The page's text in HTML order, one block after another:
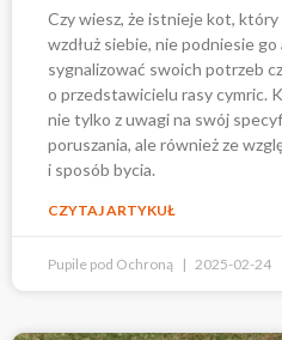
Czy wiesz, że istnieje kot,
wzdłuż siebie, nie podniesie go
sygnalizować swoich potrzeb
o przedstawicielu rasy cymric.
nie tylko z uwagi na swój
poruszania, ale również ze
i sposób bycia.
CZYTAJ ARTYKUŁ
Pupile pod Ochroną 2025-02-24